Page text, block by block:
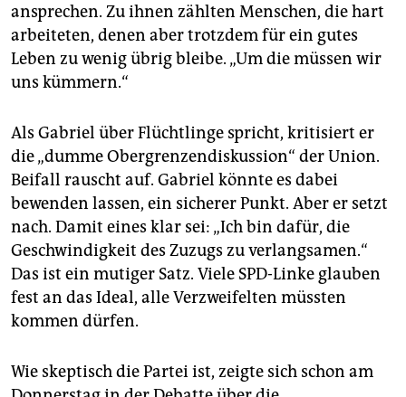
ansprechen. Zu ihnen zählten Menschen, die hart
arbeiteten, denen aber trotzdem für ein gutes
Leben zu wenig übrig bleibe. „Um die müssen wir
uns kümmern.“
Als Gabriel über Flüchtlinge spricht, kritisiert er
die „dumme Obergrenzendiskussion“ der Union.
Beifall rauscht auf. Gabriel könnte es dabei
bewenden lassen, ein sicherer Punkt. Aber er setzt
nach. Damit eines klar sei: „Ich bin dafür, die
Geschwindigkeit des Zuzugs zu verlangsamen.“
Das ist ein mutiger Satz. Viele SPD-Linke glauben
fest an das Ideal, alle Verzweifelten müssten
kommen dürfen.
Wie skeptisch die Partei ist, zeigte sich schon am